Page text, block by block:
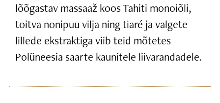
lõõgastav massaaž koos Tahiti monoiõli,
toitva nonipuu vilja ning tiaré ja valgete
lillede ekstraktiga viib teid mõtetes
Polüneesia saarte kaunitele liivarandadele.